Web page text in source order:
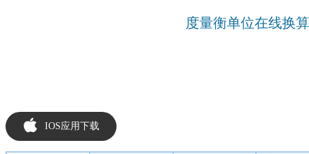
度量衡单位在线换
IOS应用下载